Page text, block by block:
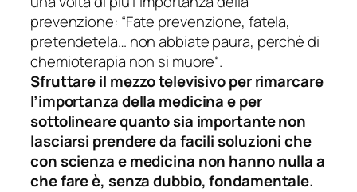
prevenzione: “Fate prevenzione, fatela,
pretendetela… non abbiate paura, perchè di
chemioterapia non si muore“.
Sfruttare il mezzo televisivo per rimarcare
l’importanza della medicina e per
sottolineare quanto sia importante non
lasciarsi prendere da facili soluzioni che
con scienza e medicina non hanno nulla a
che fare è, senza dubbio, fondamentale.